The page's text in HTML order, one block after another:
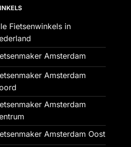
Fietsenwinkels in
Amsterdam
Amsterdam
Amsterdam
Amsterdam Oost